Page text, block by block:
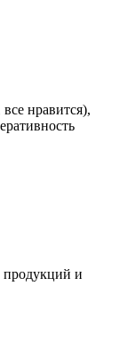
нравится),
продукций и